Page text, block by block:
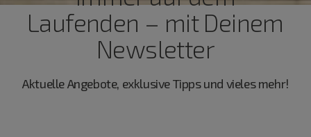
Laufenden – mit Deinem
Newsletter
Aktuelle Angebote, exklusive Tipps und vieles mehr!